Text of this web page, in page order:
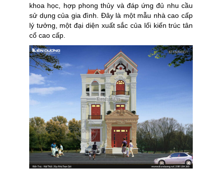
khoa học, hợp phong thủy và đáp ứng đủ nhu cầu
sử dụng của gia đình. Đây là một mẫu nhà cao cấp
lý tưởng, một đại diện xuất sắc của lối kiến trúc tân
cổ cao cấp.